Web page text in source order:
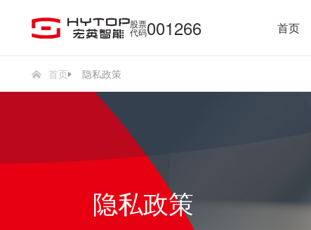
股票
代码001266 首页
首页 隐私政策
隐私政策